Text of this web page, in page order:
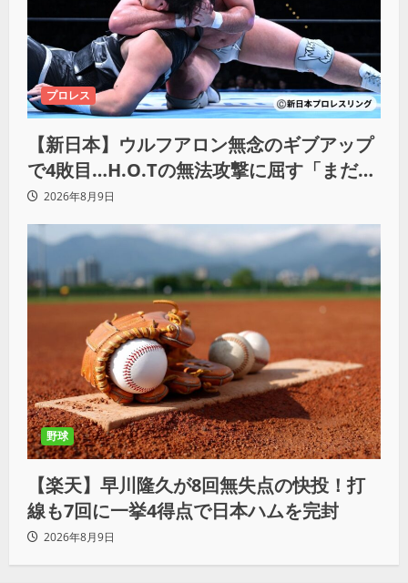
プロレス
【新日本】ウルフアロン無念のギブアップ
で4敗目…H.O.Tの無法攻撃に屈す「まだま
だ俺自身の力はこんなもんだなって」
2026年8月9日
野球
【楽天】早川隆久が8回無失点の快投！打
線も7回に一挙4得点で日本ハムを完封
2026年8月9日